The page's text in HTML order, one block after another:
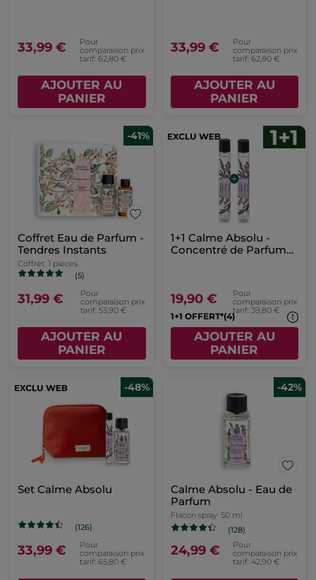
33,99 €
Pour
comparaison prix
tarif: 62,80 €
AJOUTER AU
PANIER
33,99 €
Pour
comparaison prix
tarif: 62,80 €
AJOUTER AU
PANIER
-41%
Coffret Eau de Parfum -
Tendres Instants
Coffret 1 pieces
(5)
31,99 €
Pour
comparaison prix
tarif: 53,90 €
AJOUTER AU
PANIER
1+1 Calme Absolu -
Concentré de Parfum
19,90 €
Pour
comparaison prix
tarif: 39,80 €
1+1 OFFERT*(4)
AJOUTER AU
PANIER
-48%
Set Calme Absolu
(126)
33,99 €
Pour
comparaison prix
tarif: 65,80 €
-42%
Calme Absolu - Eau de
Parfum
Flacon spray 50 ml
(128)
24,99 €
Pour
comparaison prix
tarif: 42,90 €